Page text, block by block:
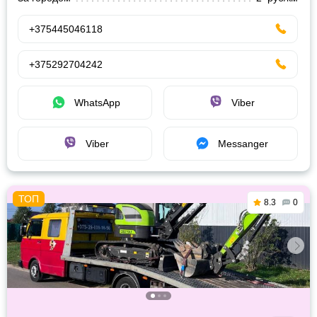
+375445046118
+375292704242
WhatsApp Viber
Viber Messanger
8.3 0